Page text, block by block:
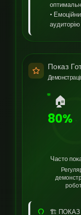
•
аудиторію
Показ
🏠
80%
Часто
🏗️ ПОКАЗ